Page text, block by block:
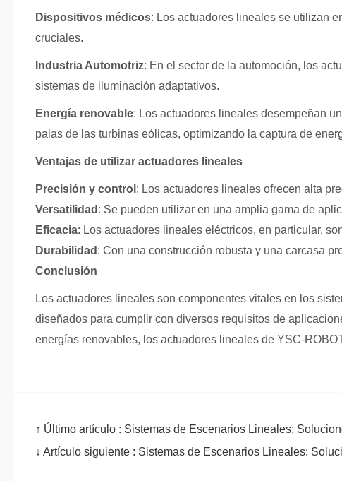
Dispositivos médicos: Los actuadores lineales se utilizan
cruciales.
Industria Automotriz: En el sector de la automoción, los
sistemas de iluminación adaptativos.
Energía renovable: Los actuadores lineales desempeñan
palas de las turbinas eólicas, optimizando la captura de
Ventajas de utilizar actuadores lineales
Precisión y control : Los actuadores lineales ofrecen alta
Versatilidad : Se pueden utilizar en una amplia gama de
Eficacia: Los actuadores lineales eléctricos, en particular,
Durabilidad : Con una construcción robusta y una carcasa
Conclusión
Los actuadores lineales son componentes vitales en los
diseñados para cumplir con diversos requisitos de
energías renovables, los actuadores lineales de YSC-
↑ Último artículo : Sistemas de Escenarios Lineales:
↓ Artículo siguiente : Sistemas de Escenarios Lineales: